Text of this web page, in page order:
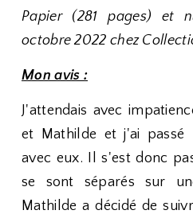
Papier (281 pages) et
octobre 2022 chez
Mon avis :
J'attendais avec
et Mathilde et j'ai
avec eux. Il s'est donc
se sont séparés sur
Mathilde a décidé de